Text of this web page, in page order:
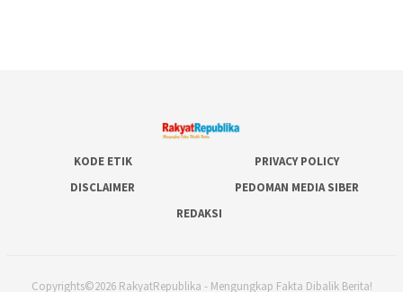
KODE ETIK
PRIVACY POLICY
DISCLAIMER
PEDOMAN MEDIA SIBER
REDAKSI
Copyrights©2026 RakyatRepublika - Mengungkap Fakta Dibalik Berita!